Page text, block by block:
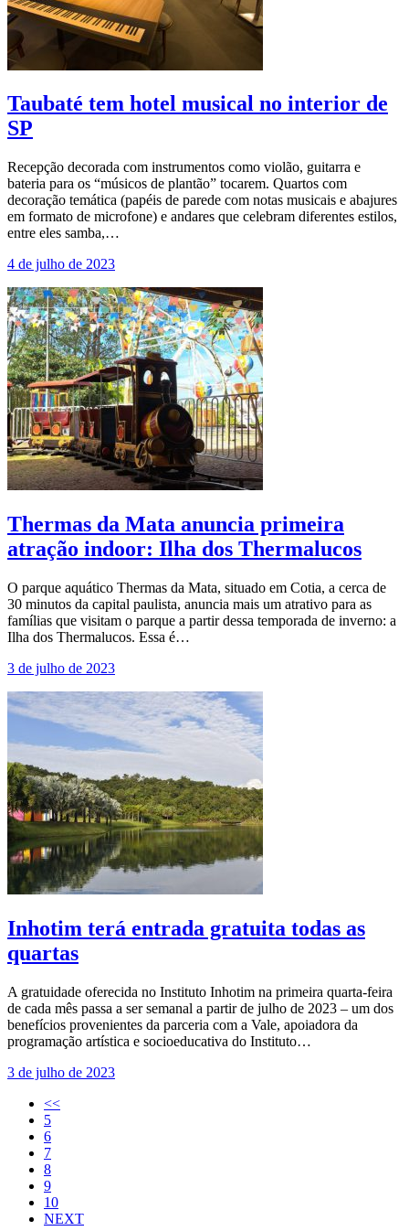
Taubaté tem hotel musical no interior de
SP
Recepção decorada com instrumentos como violão, guitarra e
bateria para os “músicos de plantão” tocarem. Quartos com
decoração temática (papéis de parede com notas musicais e abajures
em formato de microfone) e andares que celebram diferentes estilos,
entre eles samba,…
4 de julho de 2023
Thermas da Mata anuncia primeira
atração indoor: Ilha dos Thermalucos
O parque aquático Thermas da Mata, situado em Cotia, a cerca de
30 minutos da capital paulista, anuncia mais um atrativo para as
famílias que visitam o parque a partir dessa temporada de inverno: a
Ilha dos Thermalucos. Essa é…
3 de julho de 2023
Inhotim terá entrada gratuita todas as
quartas
A gratuidade oferecida no Instituto Inhotim na primeira quarta-feira
de cada mês passa a ser semanal a partir de julho de 2023 – um dos
benefícios provenientes da parceria com a Vale, apoiadora da
programação artística e socioeducativa do Instituto…
3 de julho de 2023
<<
5
6
7
8
9
10
NEXT